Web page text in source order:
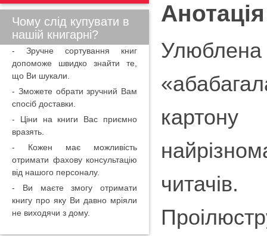
Анотація
читачів.
Чому слід купувати в
нашій книгарні?
- Зручне сортування книг
допоможе швидко знайти те,
що Ви шукали.
- Зможете обрати зручний Вам
спосіб доставки.
- Ціни на книги Вас приємно
вразять.
- Кожен має можливість
отримати фахову консультацію
від нашого персоналу.
- Ви маєте змогу отримати
книгу про яку Ви давно мріяли
не виходячи з дому.